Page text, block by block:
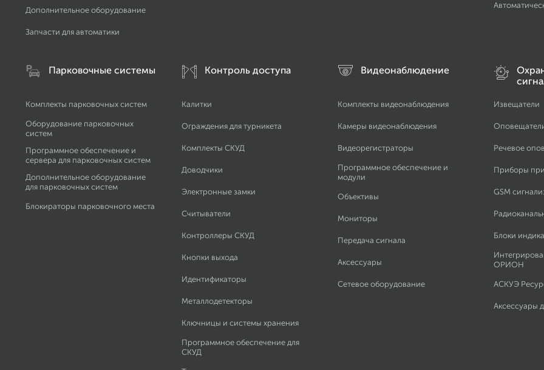
Дополнительное оборудование
Запчасти для автоматики
Парковочные системы
Комплекты парковочных систем
Оборудование парковочных
систем
Программное обеспечение и
сервера для парковочных систем
Дополнительное оборудование
для парковочных систем
Блокираторы парковочного места
Контроль доступа
Калитки
Ограждения для турникета
Комплекты СКУД
Доводчики
Электронные замки
Считыватели
Контроллеры СКУД
Кнопки выхода
Идентификаторы
Металлодетекторы
Ключницы и системы хранения
Программное обеспечение для
СКУД
Видеонаблюдение
Комплекты видеонаблюдения
Камеры видеонаблюдения
Видеорегистраторы
Программное обеспечение и
модули
Объективы
Мониторы
Передача сигнала
Аксессуары
Сетевое оборудование
Извещатели
Речевое
Приборы
GSM
Блоки
ОРИОН
АСКУЭ
Аксессуары